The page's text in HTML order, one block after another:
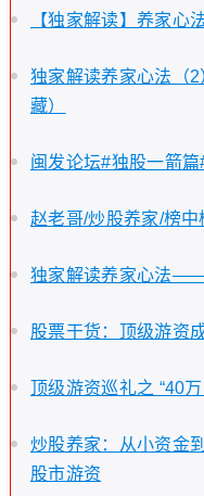
【独家解读】养家
独家解读养家心法（
藏）
闽发论坛#独股一箭
赵老哥/炒股养家/榜
独家解读养家心法
股票干货：顶级游资
顶级游资巡礼之 “40
炒股养家：从小资金
股市游资